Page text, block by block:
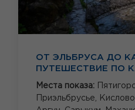
ОТ ЭЛЬБРУСА ДО
ПУТЕШЕСТВИЕ ПО
Места показа:
Приэльбрусье,